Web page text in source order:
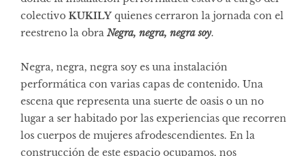
colectivo KUKILY quienes cerraron la jornada con el
reestreno la obra Negra, negra, negra soy.
Negra, negra, negra soy es una instalación
performática con varias capas de contenido. Una
escena que representa una suerte de oasis o un no
lugar a ser habitado por las experiencias que recorren
los cuerpos de mujeres afrodescendientes. En la
construcción de este espacio ocupamos, nos